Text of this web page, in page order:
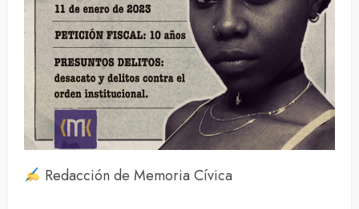
Redacción de Memoria Cívica